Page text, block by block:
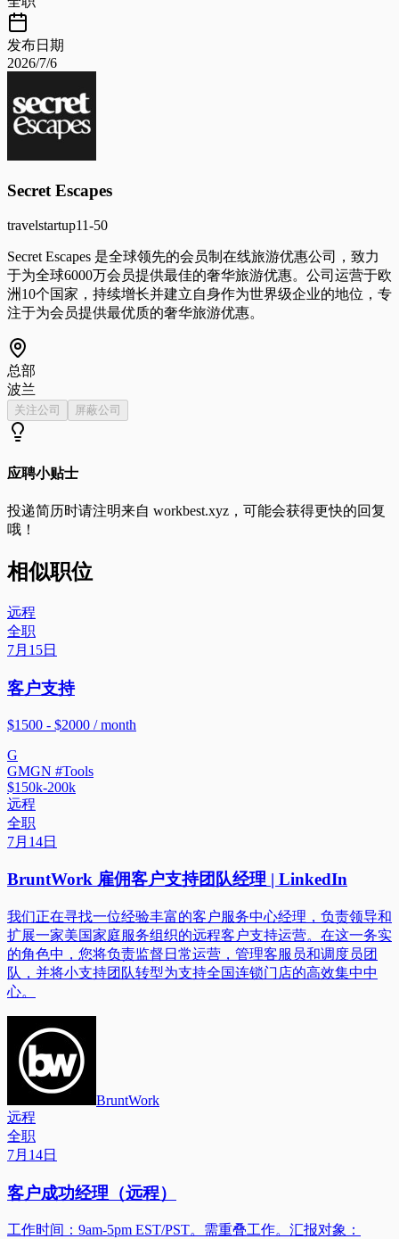
发布日期
2026/7/6
Secret Escapes
travelstartup11-50
Secret Escapes 是全球领先的会员制在线旅游优惠公司，致力
于为全球6000万会员提供最佳的奢华旅游优惠。公司运营于欧
洲10个国家，持续增长并建立自身作为世界级企业的地位，专
注于为会员提供最优质的奢华旅游优惠。
总部
波兰
关注公司 屏蔽公司
应聘小贴士
投递简历时请注明来自 workbest.xyz ，可能会获得更快的回复
哦！
相似职位
远程
全职
7月15日
客户支持
$1500 - $2000 / month
G
GMGN #Tools
$150k-200k
远程
全职
7月14日
BruntWork 雇佣客户支持团队经理 | LinkedIn
我们正在寻找一位经验丰富的客户服务中心经理，负责领导和
扩展一家美国家庭服务组织的远程客户支持运营。在这一务实
的角色中，您将负责监督日常运营，管理客服员和调度员团
队，并将小支持团队转型为支持全国连锁门店的高效集中中
心。
BruntWork
远程
全职
7月14日
客户成功经理（远程）
工作时间：9am-5pm EST/PST。需重叠工作。汇报对象：